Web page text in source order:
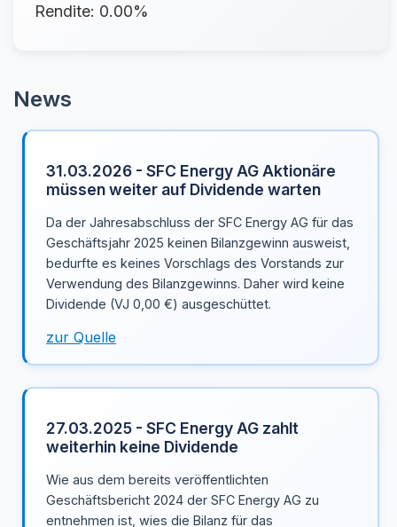
Rendite: 0.00%
News
31.03.2026 - SFC Energy AG Aktionäre
müssen weiter auf Dividende warten
Da der Jahresabschluss der SFC Energy AG für das
Geschäftsjahr 2025 keinen Bilanzgewinn ausweist,
bedurfte es keines Vorschlags des Vorstands zur
Verwendung des Bilanzgewinns. Daher wird keine
Dividende (VJ 0,00 €) ausgeschüttet.
zur Quelle
27.03.2025 - SFC Energy AG zahlt
weiterhin keine Dividende
Wie aus dem bereits veröffentlichten
Geschäftsbericht 2024 der SFC Energy AG zu
entnehmen ist, wies die Bilanz für das